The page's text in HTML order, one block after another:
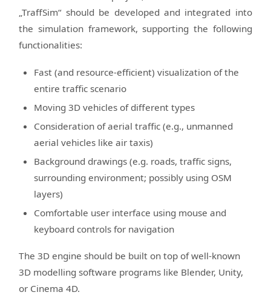
„TraffSim“ should be developed and integrated into
the simulation framework, supporting the following
functionalities:
Fast (and resource-efficient) visualization of the
entire traffic scenario
Moving 3D vehicles of different types
Consideration of aerial traffic (e.g., unmanned
aerial vehicles like air taxis)
Background drawings (e.g. roads, traffic signs,
surrounding environment; possibly using OSM
layers)
Comfortable user interface using mouse and
keyboard controls for navigation
The 3D engine should be built on top of well-known
3D modelling software programs like Blender, Unity,
or Cinema 4D.